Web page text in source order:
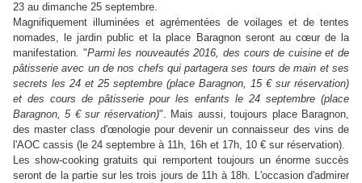
23 au dimanche 25 septembre.
Magnifiquement illuminées et agrémentées de voilages et de tentes
nomades, le jardin public et la place Baragnon seront au cœur de la
manifestation. "Parmi les nouveautés 2016, des cours de cuisine et de
pâtisserie avec un de nos chefs qui partagera ses tours de main et ses
secrets les 24 et 25 septembre (place Baragnon, 15 € sur réservation)
et des cours de pâtisserie pour les enfants le 24 septembre (place
Baragnon, 5 € sur réservation)". Mais aussi, toujours place Baragnon,
des master class d'œnologie pour devenir un connaisseur des vins de
l'AOC cassis (le 24 septembre à 11h, 16h et 17h, 10 € sur réservation).
Les show-cooking gratuits qui remportent toujours un énorme succès
seront de la partie sur les trois jours de 11h à 18h. L'occasion d'admirer